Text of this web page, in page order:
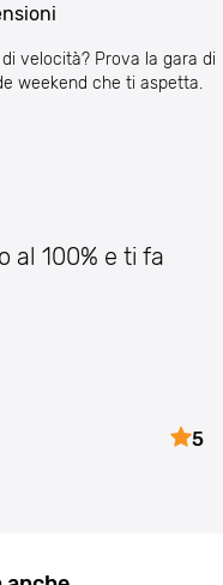
velocità? Prova la gara di
weekend che ti aspetta.
al 100% e ti fa
5